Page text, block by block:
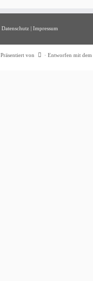
Datenschutz| Impressum
Präsentiert von · Entworfen mit dem